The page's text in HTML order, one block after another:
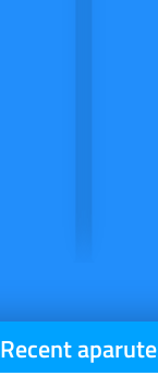
Recent aparute